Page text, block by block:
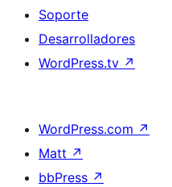
Soporte
Desarrolladores
WordPress.tv ↗
WordPress.com ↗
Matt ↗
bbPress ↗